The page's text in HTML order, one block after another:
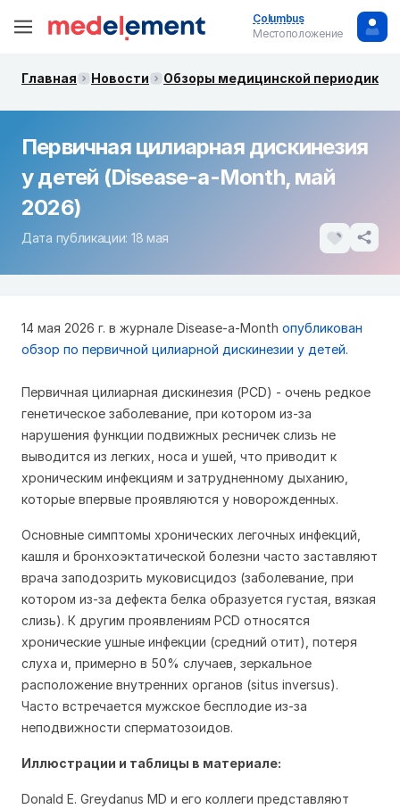
Columbus
Местоположение
Главная Новости Обзоры медицинской периодики.
Первичная цилиарная дискинезия
у детей (Disease-a-Month, май
2026)
Дата публикации: 18 мая
14 мая 2026 г. в журнале Disease-a-Month опубликован
обзор по первичной цилиарной дискинезии у детей.
Первичная цилиарная дискинезия (PCD) - очень редкое
генетическое заболевание, при котором из-за
нарушения функции подвижных ресничек слизь не
выводится из легких, носа и ушей, что приводит к
хроническим инфекциям и затрудненному дыханию,
которые впервые проявляются у новорожденных.
Основные симптомы хронических легочных инфекций,
кашля и бронхоэктатической болезни часто заставляют
врача заподозрить муковисцидоз (заболевание, при
котором из-за дефекта белка образуется густая, вязкая
слизь). К другим проявлениям PCD относятся
хронические ушные инфекции (средний отит), потеря
слуха и, примерно в 50% случаев, зеркальное
расположение внутренних органов (situs inversus).
Часто встречается мужское бесплодие из-за
неподвижности сперматозоидов.
Иллюстрации и таблицы в материале:
Donald E. Greydanus MD и его коллеги представляют